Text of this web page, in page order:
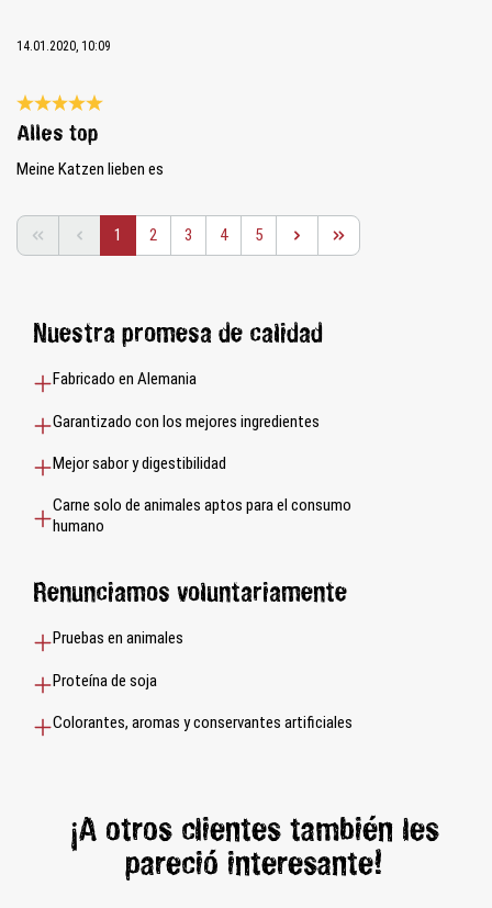
14.01.2020, 10:09
Reseña con calificación de 5 de 5 estrellas
Alles top
Meine Katzen lieben es
Página
1 Página
2 Página
3 Página
4 Página
5
Nuestra promesa de calidad
Fabricado en Alemania
Garantizado con los mejores ingredientes
Mejor sabor y digestibilidad
Carne solo de animales aptos para el consumo
humano
Renunciamos voluntariamente
Pruebas en animales
Proteína de soja
Colorantes, aromas y conservantes artificiales
¡A otros clientes también les
pareció interesante!